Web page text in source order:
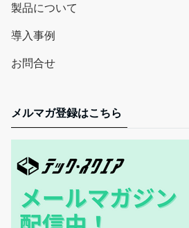
製品について
導入事例
お問合せ
メルマガ登録はこちら